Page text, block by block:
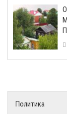
Политика